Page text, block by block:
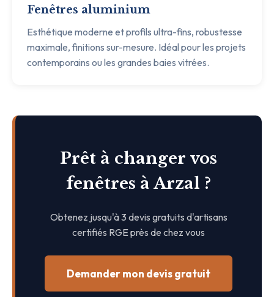
Fenêtres aluminium
Esthétique moderne et profils ultra-fins, robustesse
maximale, finitions sur-mesure. Idéal pour les projets
contemporains ou les grandes baies vitrées.
Prêt à changer vos
fenêtres à Arzal ?
Obtenez jusqu'à 3 devis gratuits d'artisans
certifiés RGE près de chez vous
Demander mon devis gratuit